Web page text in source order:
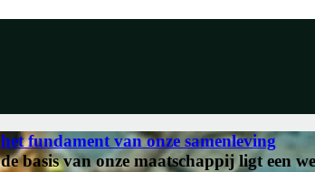
fundament van onze samenleving
basis van onze maatschappij ligt een